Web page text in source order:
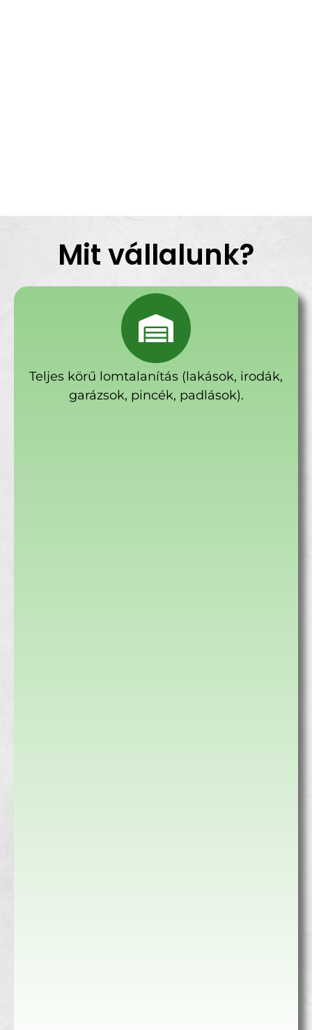
Mit vállalunk?
Teljes körű lomtalanítás (lakások, irodák,
garázsok, pincék, padlások).